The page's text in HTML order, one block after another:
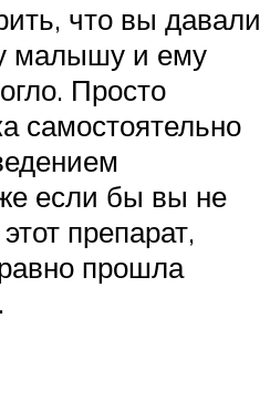
что вы давали
малышу и ему
Просто
самостоятельно
если бы вы не
препарат,
прошла